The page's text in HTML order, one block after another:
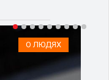
О ЛЮДЯХ